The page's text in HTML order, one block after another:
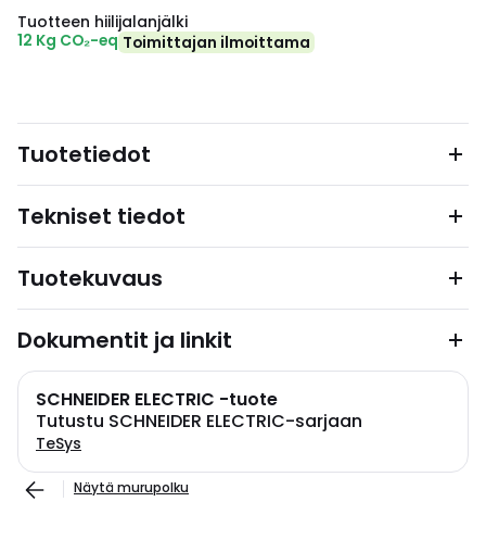
Tuotteen hiilijalanjälki
12 Kg CO₂-eq Toimittajan ilmoittama
Tuotetiedot
Tekniset tiedot
Tuotekuvaus
Dokumentit ja linkit
SCHNEIDER ELECTRIC -tuote
Tutustu SCHNEIDER ELECTRIC-sarjaan
TeSys
Näytä murupolku